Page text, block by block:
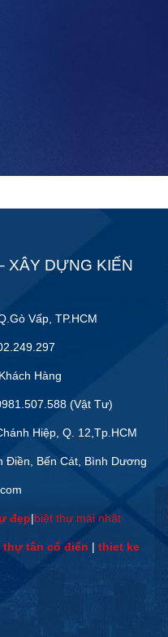
XÂY DỰNG KIẾN
Vấp, TP.HCM
Hàng
(Vật Tư)
Hiệp, Q. 12,Tp.HCM
Điền, Bến Cát, Bình Dương
đẹp|biệt thự mái nhật
thự tân cổ điển |thiet ke